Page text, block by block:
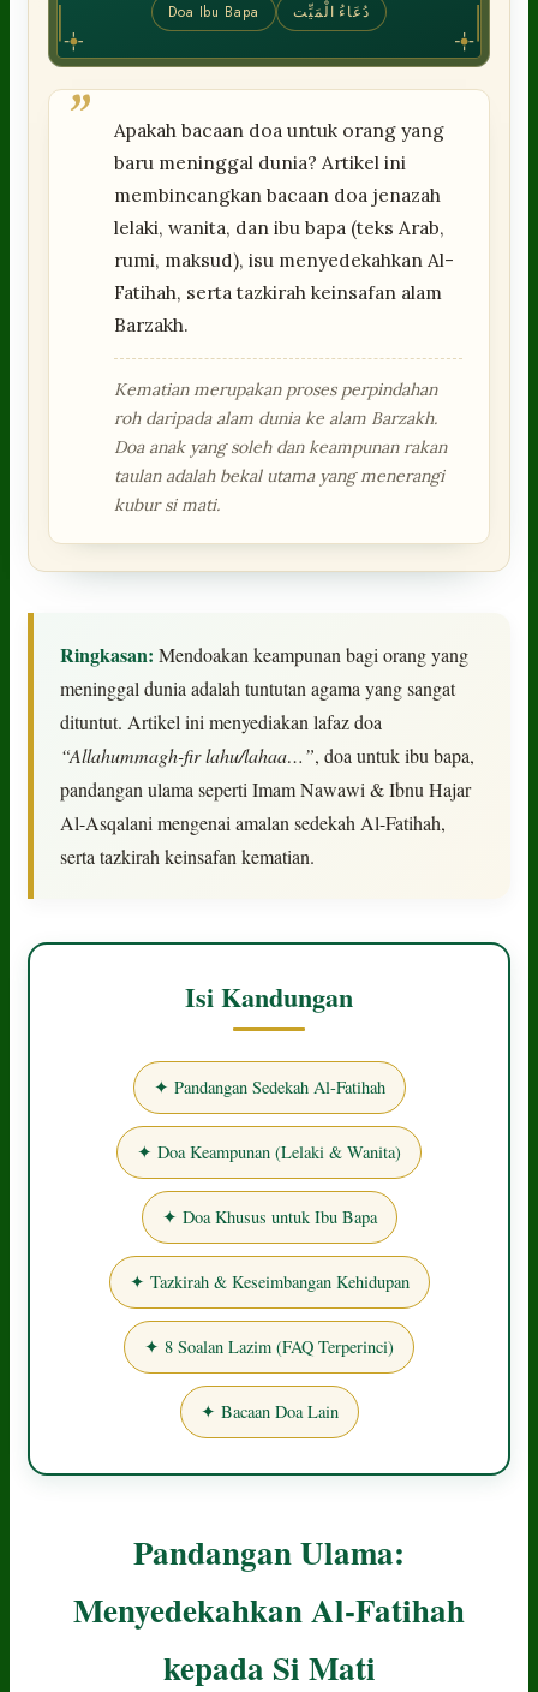
Doa Ibu Bapa
دُعَاءُ الْمَيِّت
”
Apakah bacaan doa untuk orang yang
baru meninggal dunia? Artikel ini
membincangkan bacaan doa jenazah
lelaki, wanita, dan ibu bapa (teks Arab,
rumi, maksud), isu menyedekahkan Al-
Fatihah, serta tazkirah keinsafan alam
Barzakh.
Kematian merupakan proses perpindahan
roh daripada alam dunia ke alam Barzakh.
Doa anak yang soleh dan keampunan rakan
taulan adalah bekal utama yang menerangi
kubur si mati.
Ringkasan: Mendoakan keampunan bagi orang yang
meninggal dunia adalah tuntutan agama yang sangat
dituntut. Artikel ini menyediakan lafaz doa
“Allahummagh-fir lahu/lahaa…”, doa untuk ibu bapa,
pandangan ulama seperti Imam Nawawi & Ibnu Hajar
Al-Asqalani mengenai amalan sedekah Al-Fatihah,
serta tazkirah keinsafan kematian.
Isi Kandungan
✦ Pandangan Sedekah Al-Fatihah
✦ Doa Keampunan (Lelaki & Wanita)
✦ Doa Khusus untuk Ibu Bapa
✦ Tazkirah & Keseimbangan Kehidupan
✦ 8 Soalan Lazim (FAQ Terperinci)
✦ Bacaan Doa Lain
Pandangan Ulama:
Menyedekahkan Al-Fatihah
kepada Si Mati